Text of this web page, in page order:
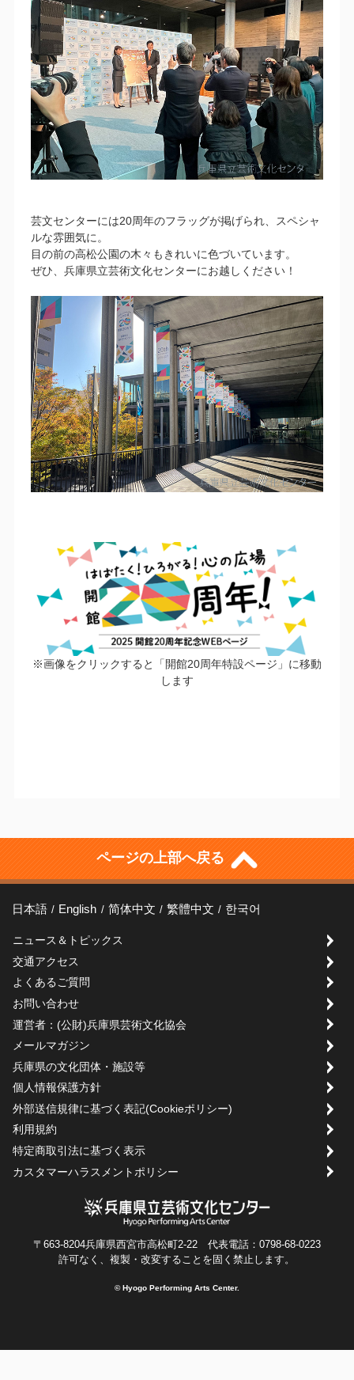
芸文センターには20周年のフラッグが掲げられ、スペシャ
ルな雰囲気に。
目の前の高松公園の木々もきれいに色づいています。
ぜひ、兵庫県立芸術文化センターにお越しください！
※画像をクリックすると「開館20周年特設ページ」に移動
します
ページの上部へ戻る
日本語 English 简体中文 繁體中文 한국어
ニュース＆トピックス
交通アクセス
よくあるご質問
お問い合わせ
運営者：(公財)兵庫県芸術文化協会
メールマガジン
兵庫県の文化団体・施設等
個人情報保護方針
外部送信規律に基づく表記(Cookieポリシー)
利用規約
特定商取引法に基づく表示
カスタマーハラスメントポリシー
〒663-8204兵庫県西宮市高松町2-22 代表電話：0798-68-0223
許可なく、複製・改変することを固く禁止します。
© Hyogo Performing Arts Center.